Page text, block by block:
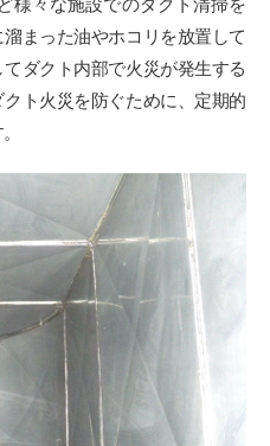
様々な施設でのダクト清掃を
まった油やホコリを放置して
ダクト内部で火災が発生する
ト火災を防ぐために、定期的